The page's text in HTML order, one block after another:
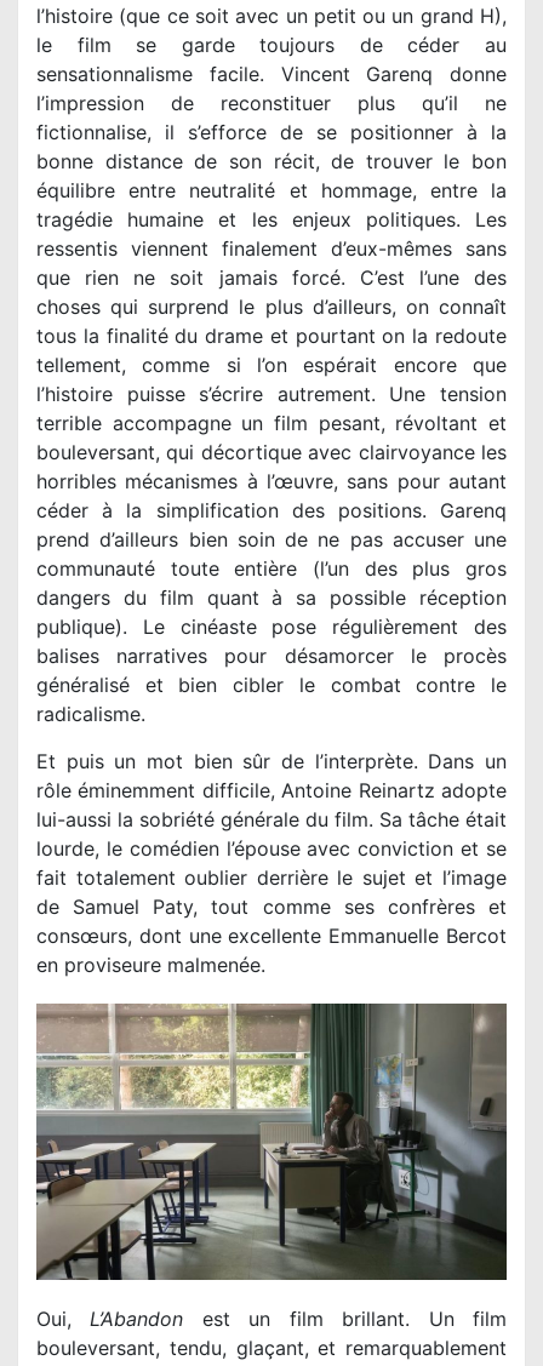
l’histoire (que ce soit avec un petit ou un grand H),
le film se garde toujours de céder au
sensationnalisme facile. Vincent Garenq donne
l’impression de reconstituer plus qu’il ne
fictionnalise, il s’efforce de se positionner à la
bonne distance de son récit, de trouver le bon
équilibre entre neutralité et hommage, entre la
tragédie humaine et les enjeux politiques. Les
ressentis viennent finalement d’eux-mêmes sans
que rien ne soit jamais forcé. C’est l’une des
choses qui surprend le plus d’ailleurs, on connaît
tous la finalité du drame et pourtant on la redoute
tellement, comme si l’on espérait encore que
l’histoire puisse s’écrire autrement. Une tension
terrible accompagne un film pesant, révoltant et
bouleversant, qui décortique avec clairvoyance les
horribles mécanismes à l’œuvre, sans pour autant
céder à la simplification des positions. Garenq
prend d’ailleurs bien soin de ne pas accuser une
communauté toute entière (l’un des plus gros
dangers du film quant à sa possible réception
publique). Le cinéaste pose régulièrement des
balises narratives pour désamorcer le procès
généralisé et bien cibler le combat contre le
radicalisme.
Et puis un mot bien sûr de l’interprète. Dans un
rôle éminemment difficile, Antoine Reinartz adopte
lui-aussi la sobriété générale du film. Sa tâche était
lourde, le comédien l’épouse avec conviction et se
fait totalement oublier derrière le sujet et l’image
de Samuel Paty, tout comme ses confrères et
consœurs, dont une excellente Emmanuelle Bercot
en proviseure malmenée.
Oui, L’Abandon est un film brillant. Un film
bouleversant, tendu, glaçant, et remarquablement